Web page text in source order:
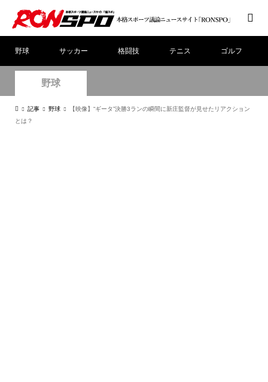
野球 サッカー 格闘技 テニス ゴルフ
野球
記事 野球
【映像】“ギータ”決勝3ランの瞬間に新庄監督が見せたリアクション
とは？